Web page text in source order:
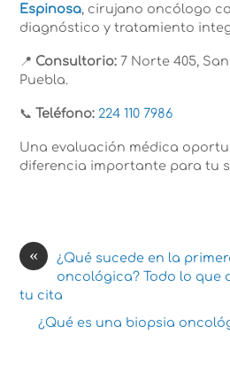
Espinosa, cirujano oncólogo
diagnóstico y tratamiento
📍 Consultorio: 7 Norte 405,
Puebla.
📞Teléfono: 224 110 7986
Una evaluación médica
diferencia importante para tu
«
¿Qué sucede en la
oncológica? Todo lo que
tu cita
¿Qué es una biopsia